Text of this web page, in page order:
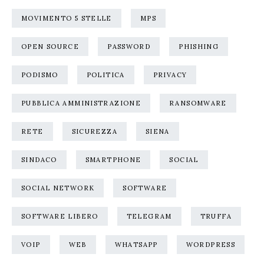
MOVIMENTO 5 STELLE MPS
OPEN SOURCE PASSWORD PHISHING
PODISMO POLITICA PRIVACY
PUBBLICA AMMINISTRAZIONE RANSOMWARE
RETE SICUREZZA SIENA
SINDACO SMARTPHONE SOCIAL
SOCIAL NETWORK SOFTWARE
SOFTWARE LIBERO TELEGRAM TRUFFA
VOIP WEB WHATSAPP WORDPRESS